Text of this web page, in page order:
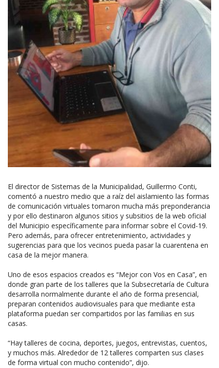
El director de Sistemas de la Municipalidad, Guillermo Conti,
comentó a nuestro medio que a raíz del aislamiento las formas
de comunicación virtuales tomaron mucha más preponderancia
y por ello destinaron algunos sitios y subsitios de la web oficial
del Municipio específicamente para informar sobre el Covid-19.
Pero además, para ofrecer entretenimiento, actividades y
sugerencias para que los vecinos pueda pasar la cuarentena en
casa de la mejor manera.
Uno de esos espacios creados es “Mejor con Vos en Casa”, en
donde gran parte de los talleres que la Subsecretaría de Cultura
desarrolla normalmente durante el año de forma presencial,
preparan contenidos audiovisuales para que mediante esta
plataforma puedan ser compartidos por las familias en sus
casas.
“Hay talleres de cocina, deportes, juegos, entrevistas, cuentos,
y muchos más. Alrededor de 12 talleres comparten sus clases
de forma virtual con mucho contenido”, dijo.